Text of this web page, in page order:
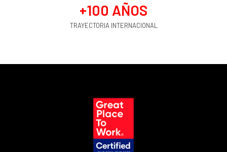
TRAYECTORIA INTERNACIONAL
+100 AÑOS